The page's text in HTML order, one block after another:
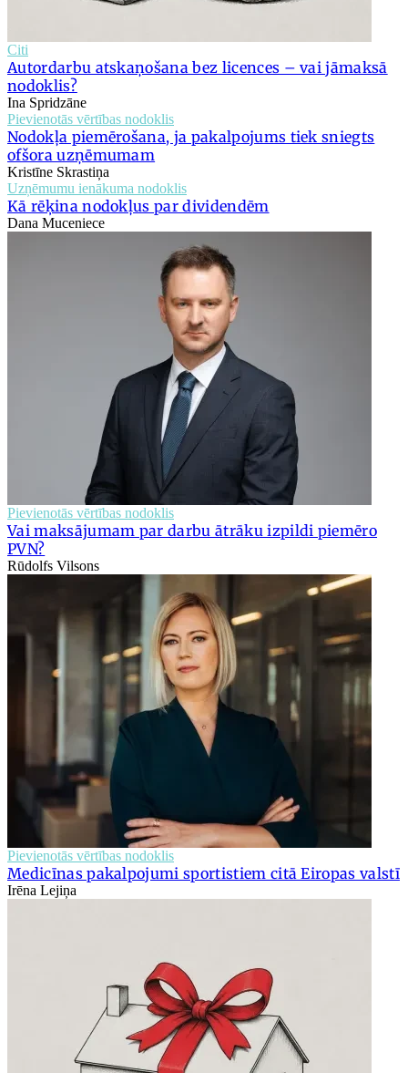
Citi
Autordarbu atskaņošana bez licences – vai jāmaksā
nodoklis?
Ina Spridzāne
Pievienotās vērtības nodoklis
Nodokļa piemērošana, ja pakalpojums tiek sniegts
ofšora uzņēmumam
Kristīne Skrastiņa
Uzņēmumu ienākuma nodoklis
Kā rēķina nodokļus par dividendēm
Dana Muceniece
Pievienotās vērtības nodoklis
Vai maksājumam par darbu ātrāku izpildi piemēro
PVN?
Rūdolfs Vilsons
Pievienotās vērtības nodoklis
Medicīnas pakalpojumi sportistiem citā Eiropas valstī
Irēna Lejiņa